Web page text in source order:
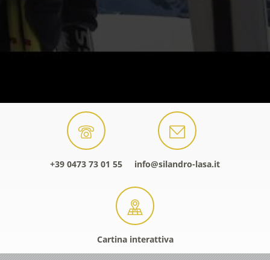
+39 0473 73 01 55 info@silandro-lasa.it
Cartina interattiva